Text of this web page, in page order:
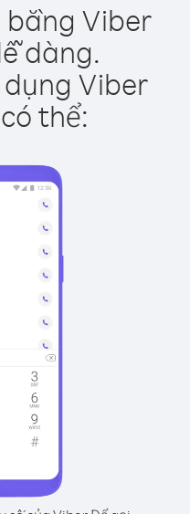
bằng Viber
dàng.
Viber
thể: